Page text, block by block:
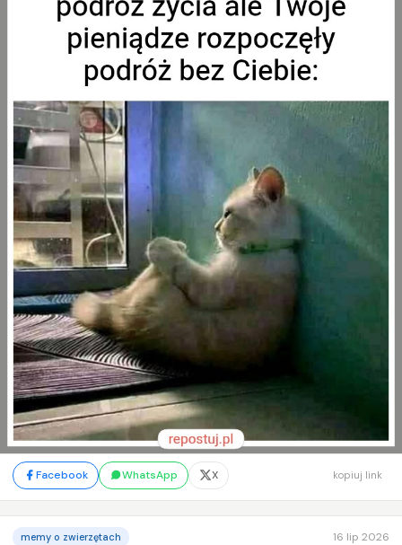
Facebook WhatsApp X kopiuj link
memy o zwierzętach 16 lip 2026